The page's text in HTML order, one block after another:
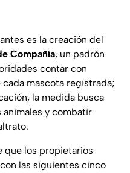
es la creación del
Compañía, un padrón
contar con
mascota registrada;
la medida busca
y combatir
que los propietarios
las siguientes cinco